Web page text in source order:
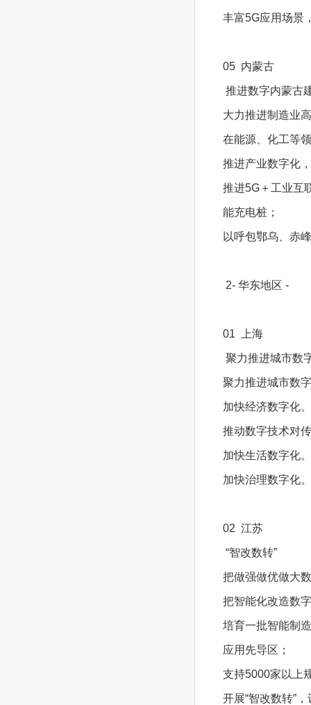
丰富5G应用场景
05 内蒙古
推进数字内蒙古
大力推进制造业
在能源、化工等
推进产业数字化
推进5G＋工业互
能充电桩；
以呼包鄂乌、赤
2- 华东地区 -
01 上海
聚力推进城市数
聚力推进城市数
加快经济数字化
推动数字技术对
加快生活数字化
加快治理数字化
02 江苏
“智改数转”
把做强做优做大
把智能化改造数
培育一批智能制
应用先导区；
支持5000家以上
开展“智改数转”，